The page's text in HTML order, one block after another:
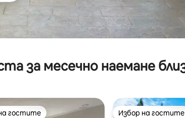
за месечно наемане
гостите Избор на гостите